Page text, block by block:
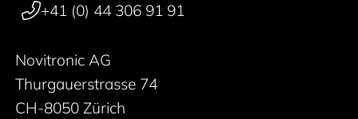
+41 (0) 44 306 91 91
Novitronic AG
Thurgauerstrasse 74
CH-8050 Zürich